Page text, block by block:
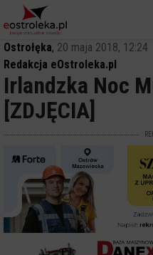
Ostrołęka, 20 maja 2018, 12:24
Redakcja eOstroleka.pl
Irlandzka Noc
[ZDJĘCIA]